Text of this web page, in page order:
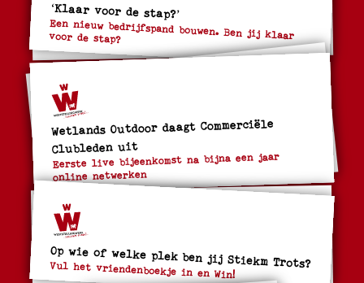
‘Klaar voor de stap?’
Een nieuw bedrijfspand bouwen. Ben jij klaar voor de stap?
Wetlands Outdoor daagt Commerciële
Clubleden uit
Eerste live bijeenkomst na bijna een jaar
online netwerken
Op wie of welke plek ben jij Stiekm Trots?
Vul het vriendenboekje in en Win!